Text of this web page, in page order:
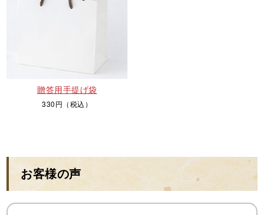
贈答用手提げ袋
330円（税込）
お客様の声